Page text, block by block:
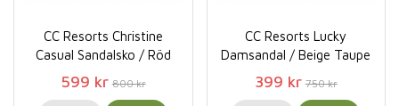
CC Resorts Christine
Casual Sandalsko / Röd
599 kr 800 kr
CC Resorts Lucky
Damsandal / Beige Taupe
399 kr 750 kr